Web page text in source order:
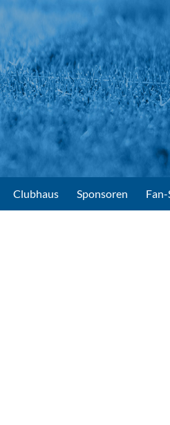
Clubhaus Sponsoren